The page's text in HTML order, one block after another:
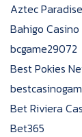
Aztec
Bahigo Casino
bcgame29072
Best Pokies
Bet Riviera
Bet365